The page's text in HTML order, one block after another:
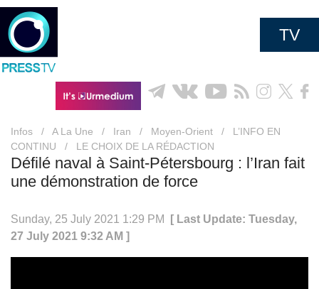
TV
Infos / A La Une / Iran / Moyen-Orient /
L’INFO EN
CONTINU
/ LE CHOIX DE LA RÉDACTION
Défilé naval à Saint-Pétersbourg : l’Iran fait
une démonstration de force
Sunday, 25 July 2021 1:29 PM
[ Last Update: Tuesday,
27 July 2021 9:32 AM ]